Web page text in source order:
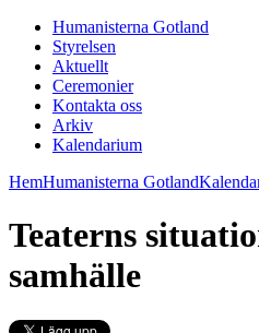
Humanisterna Gotland
Styrelsen
Aktuellt
Ceremonier
Kontakta oss
Arkiv
Kalendarium
HemHumanisterna Gotland
Teaterns
samhälle